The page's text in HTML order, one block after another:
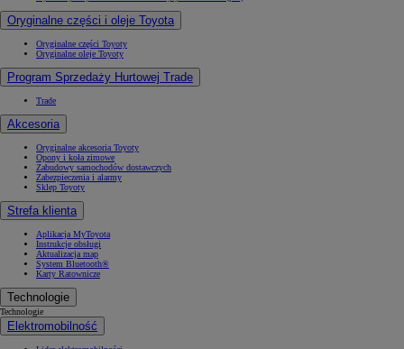
Oryginalne części i oleje Toyota
Oryginalne części Toyoty
Oryginalne oleje Toyoty
Program Sprzedaży Hurtowej Trade
Trade
Akcesoria
Oryginalne akcesoria Toyoty
Opony i koła zimowe
Zabudowy samochodów dostawczych
Zabezpieczenia i alarmy
Sklep Toyoty
Strefa klienta
Aplikacja MyToyota
Instrukcje obsługi
Aktualizacja map
System Bluetooth®
Karty Ratownicze
Technologie
Technologie
Elektromobilność